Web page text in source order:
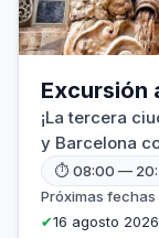
Excursión
¡La tercera
y Barcelona
⏱ 08:00 —
Próximas fechas
✔16 agosto 2026